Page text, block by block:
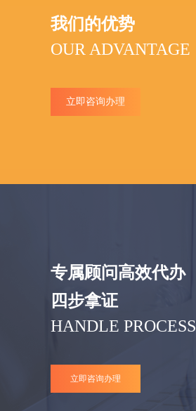
我们的优势
OUR ADVANTAGE
立即咨询办理
专属顾问高效代办
四步拿证
HANDLE PROCESS
立即咨询办理